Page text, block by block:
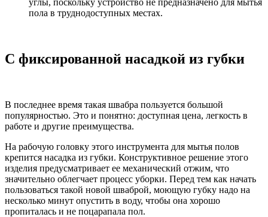
углы, поскольку устройство не предназначено для мытья
пола в труднодоступных местах.
С фиксированной насадкой из губки
В последнее время такая швабра пользуется большой
популярностью. Это и понятно: доступная цена, легкость в
работе и другие преимущества.
На рабочую головку этого инструмента для мытья полов
крепится насадка из губки. Конструктивное решение этого
изделия предусматривает ее механический отжим, что
значительно облегчает процесс уборки. Перед тем как начать
пользоваться такой новой шваброй, моющую губку надо на
несколько минут опустить в воду, чтобы она хорошо
пропиталась и не поцарапала пол.